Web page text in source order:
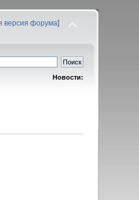
версия форума]
Новости: